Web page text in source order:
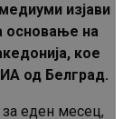
изјави
основање на
кое
од Белград.
еден месец,